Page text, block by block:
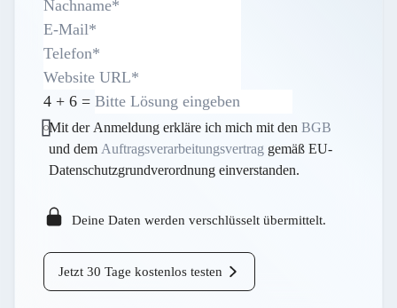
4 + 6 =
Mit der Anmeldung erkläre ich mich mit den BGB
und dem Auftragsverarbeitungsvertrag gemäß EU-
Datenschutzgrundverordnung einverstanden.
Deine Daten werden verschlüsselt übermittelt.
Jetzt 30 Tage kostenlos testen